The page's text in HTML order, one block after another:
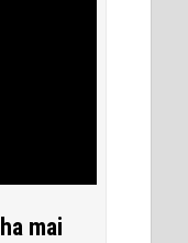
mai